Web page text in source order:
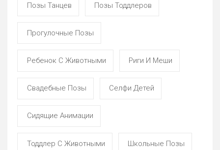
Позы Танцев Позы Тоддлеров
Прогулочные Позы
Ребенок С Животными Риги И Меши
Свадебные Позы Селфи Детей
Сидящие Анимации
Тоддлер С Животными Школьные Позы